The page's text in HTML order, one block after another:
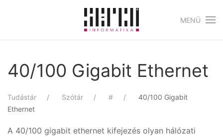
Skip to main content
MENÜ
40/100 Gigabit Ethernet
Tudástár Szótár #
40/100 Gigabit
Ethernet
A 40/100 gigabit ethernet kifejezés olyan hálózati